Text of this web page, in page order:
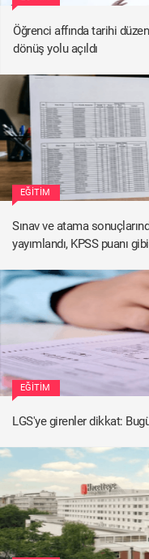
Öğrenci affında tarihi
dönüş yolu açıldı
EĞITIM
Sınav ve atama
yayımlandı, KPSS puanı
EĞITIM
LGS'ye girenler dikkat: